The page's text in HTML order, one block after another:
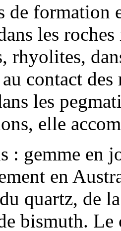
de formation
les roches
, rhyolites,
contact
les
, elle
: gemme en
en
quartz, de
bismuth. Le